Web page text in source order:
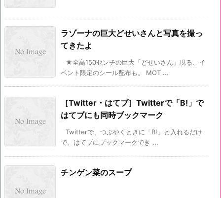
ラゾーナの巨大どせいさんと写真を撮っ
てきたよ
★全高150センチの巨大「どせいさん」現る、イ
ベント限定のシール配布も。 MOT ...
［Twitter・はてブ］Twitterで「B!」で
はてブにも同時ブックマーク
Twitterで、つぶやくときに「B!」と入れるだけ
で、はてブにブックマークでき ...
チンゲン菜のスープ